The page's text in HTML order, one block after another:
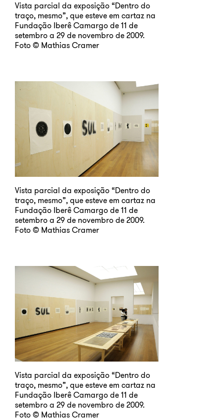
Vista parcial da exposição “Dentro do
traço, mesmo”, que esteve em cartaz na
Fundação Iberê Camargo de 11 de
setembro a 29 de novembro de 2009.
Foto © Mathias Cramer
Vista parcial da exposição “Dentro do
traço, mesmo”, que esteve em cartaz na
Fundação Iberê Camargo de 11 de
setembro a 29 de novembro de 2009.
Foto © Mathias Cramer
Vista parcial da exposição “Dentro do
traço, mesmo”, que esteve em cartaz na
Fundação Iberê Camargo de 11 de
setembro a 29 de novembro de 2009.
Foto © Mathias Cramer